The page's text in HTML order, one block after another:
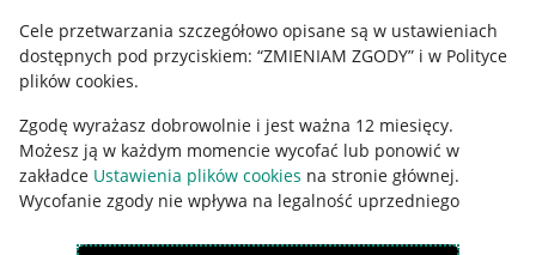
Cele przetwarzania szczegółowo opisane są w ustawieniach
dostępnych pod przyciskiem: “ZMIENIAM ZGODY” i w Polityce
plików cookies.
Zgodę wyrażasz dobrowolnie i jest ważna 12 miesięcy.
Możesz ją w każdym momencie wycofać lub ponowić w
zakładce Ustawienia plików cookies na stronie głównej.
Wycofanie zgody nie wpływa na legalność uprzedniego
Pobierz aplikację